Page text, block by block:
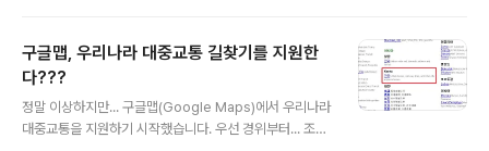
으로 역사적인 유산들이 많이 남아있다"고 합니다. 아래는
구글어스에서 루체른(Lucerne)을 들러본 모습입니다. 생
각보다 3D건물이 많지 않네요. 아래는 Encyber의 루체
른 모습인데, 구글어스에서 똑같은 모습을 찾아보려고 했
지만... 비슷한 곳은 있지만, 같은 곳으로 보이는 곳은 못찾
구글맵, 우리나라 대중교통 길찾기를 지원한
다???
정말 이상하지만... 구글맵(Google Maps)에서 우리나라
대중교통을 지원하기 시작했습니다. 우선 경위부터... 조금